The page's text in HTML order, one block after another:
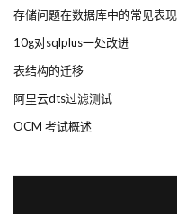
存储问题在数据库中的常见表现
10g对sqlplus一处改进
表结构的迁移
阿里云dts过滤测试
OCM 考试概述